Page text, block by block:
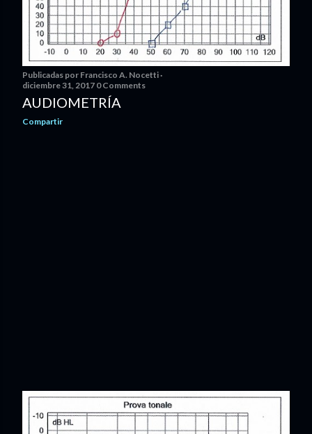
Publicadas por Francisco A. Nocetti
diciembre 31, 2017 0 Comments
AUDIOMETRÍA
Compartir